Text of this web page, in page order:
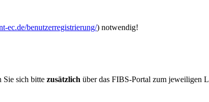
ec.de/benutzerregistrierung/) notwendig!
Sie sich bitte zusätzlich über das FIBS-Portal zum jeweiligen